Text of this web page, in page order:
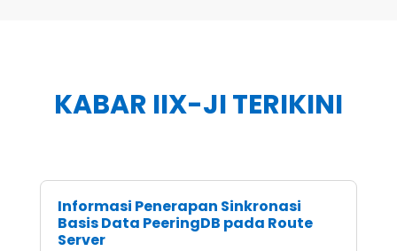
KABAR IIX-JI TERIKINI
Informasi Penerapan Sinkronasi
Basis Data PeeringDB pada Route
Server